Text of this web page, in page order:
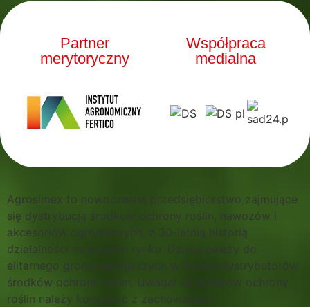
Partner
merytoryczny
Współpraca
medialna
Agrosimex to nowoczesne przedsiębiorstwo zajmujące
się dystrybucją środków ochrony roślin, nawozów i
akcesoriów ogrodniczych, z 30-letnią historią
działalności na polskim rynku. Dzisiaj należy do
elitarnego grona największych w Polsce dystrybutorów
środków ochrony roślin. Uwaga! Ze środków ochrony
roślin należy korzystać z zachowaniem